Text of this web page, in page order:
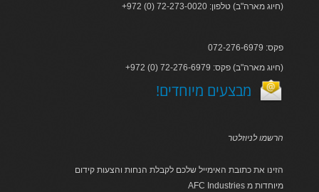
+972 (0) 72-273-0020 :חיוג מארה"ב) טלפון)
פקס: 072-276-6979
+972 (0) 72-276-6979 :חיוג מארה"ב) פקס)
!מבצעים מיוחדים
הרשמו לניוזלטר
הזינו את כתובת האימייל שלכם לקבלת הנחות והצעות קידום
AFC Industries מיוחדות מ